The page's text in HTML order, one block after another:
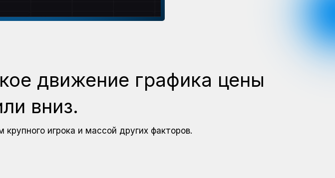
движение графика цены
вниз.
игрока и массой других факторов.